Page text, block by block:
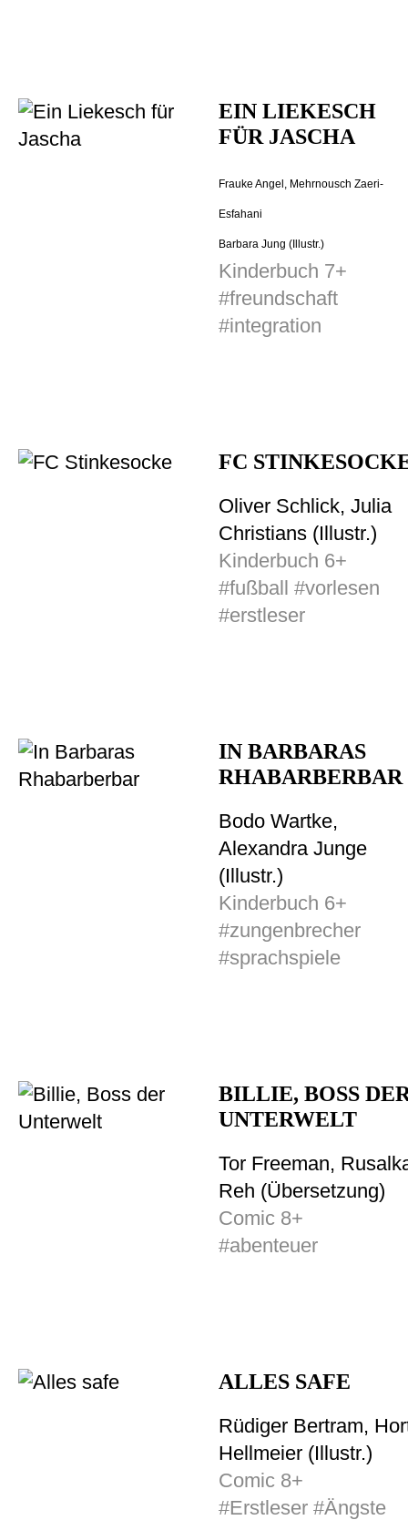
EIN LIEKESCH
FÜR JASCHA
Frauke Angel, Mehrnousch Zaeri-
Esfahani
Barbara Jung (Illustr.)
Kinderbuch 7+
#freundschaft
#integration
FC
Oliver Schlick, Julia
Christians (Illustr.)
Kinderbuch 6+
#fußball #vorlesen
#erstleser
IN BARBARAS
RHABARBERBAR
Bodo Wartke,
Alexandra Junge
(Illustr.)
Kinderbuch 6+
#zungenbrecher
#sprachspiele
BILLIE, BOSS
UNTERWELT
Tor Freeman,
Reh (Übersetzung)
Comic 8+
#abenteuer
ALLES SAFE
Rüdiger Bertram,
Hellmeier (Illustr.)
Comic 8+
#Erstleser #Ängste